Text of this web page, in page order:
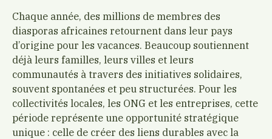
Chaque année, des millions de membres des
diasporas africaines retournent dans leur pays
d’origine pour les vacances. Beaucoup soutiennent
déjà leurs familles, leurs villes et leurs
communautés à travers des initiatives solidaires,
souvent spontanées et peu structurées. Pour les
collectivités locales, les ONG et les entreprises, cette
période représente une opportunité stratégique
unique : celle de créer des liens durables avec la